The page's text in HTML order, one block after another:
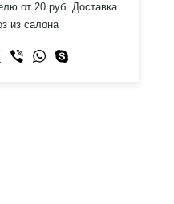
от 20 руб. Доставка
из салона